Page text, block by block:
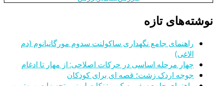
نوشته‌های تازه
راهنمای جامع نگهداری ساکولنت سدوم مورگانیانوم (دم
الاغی)
چهار مرحله اساسی در حرکات اصلاحی: از مهار تا ادغام
جوجه اردک زشت؛ قصه ای برای کودکان